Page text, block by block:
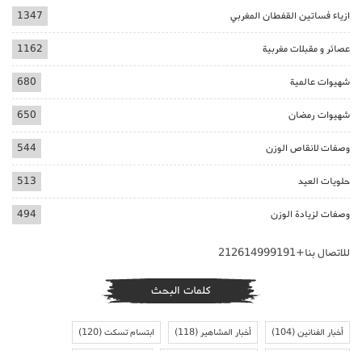
ازياء فساتين القفطان المغربي 1347
عصائر و مقبلات مغربية 1162
شهيوات عالمية 680
شهيوات رمضان 650
وصفات لانقاص الوزن 544
حلويات العيد 513
وصفات لزيادة الوزن 494
للاتصال بنا+212614999191
كلمات البحث
أخبار الفنانين(104) أخبار المشاهير(118) ابتسام تسكت(120)